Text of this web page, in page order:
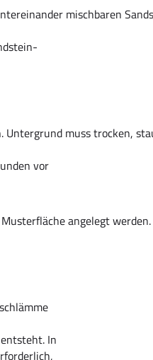
mischbaren
muss trocken,
vor
angelegt werden.
In